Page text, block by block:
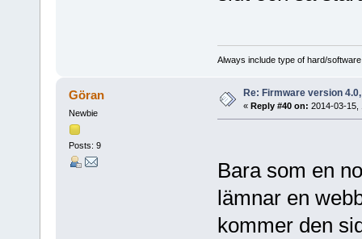
Always include type of hard/
Göran
Newbie
Posts: 9
Re: Firmware version
« Reply #40 on: 2014-03-15,
Bara som en
lämnar en
kommer den